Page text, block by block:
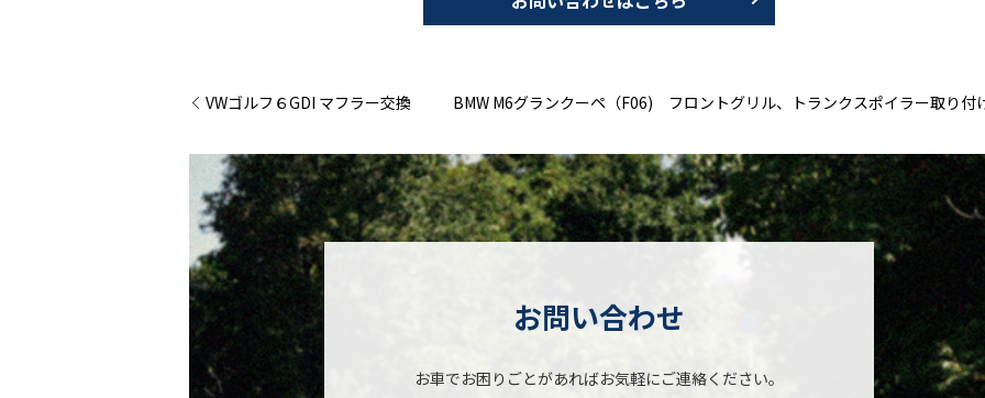
VWゴルフ６GDI マフラー交換 BMW M6グランクーペ（F06) フロントグリル、トランクスポイラー取り付
お問い合わせ
お車でお困りごとがあればお気軽にご連絡ください。